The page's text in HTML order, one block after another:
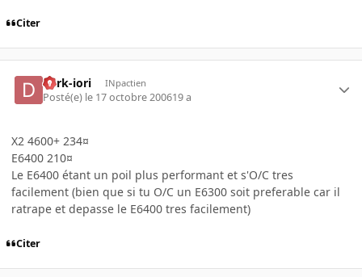
Citer
dark-iori INpactien
Posté(e) le 17 octobre 200619 a
X2 4600+ 234¤
E6400 210¤
Le E6400 étant un poil plus performant et s'O/C tres
facilement (bien que si tu O/C un E6300 soit preferable car il
ratrape et depasse le E6400 tres facilement)
Citer